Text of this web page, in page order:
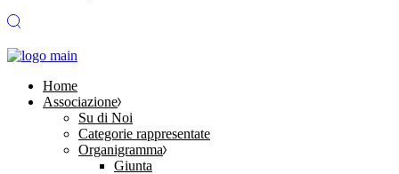
Home
Associazione
Su di Noi
Categorie rappresentate
Organigramma
Giunta